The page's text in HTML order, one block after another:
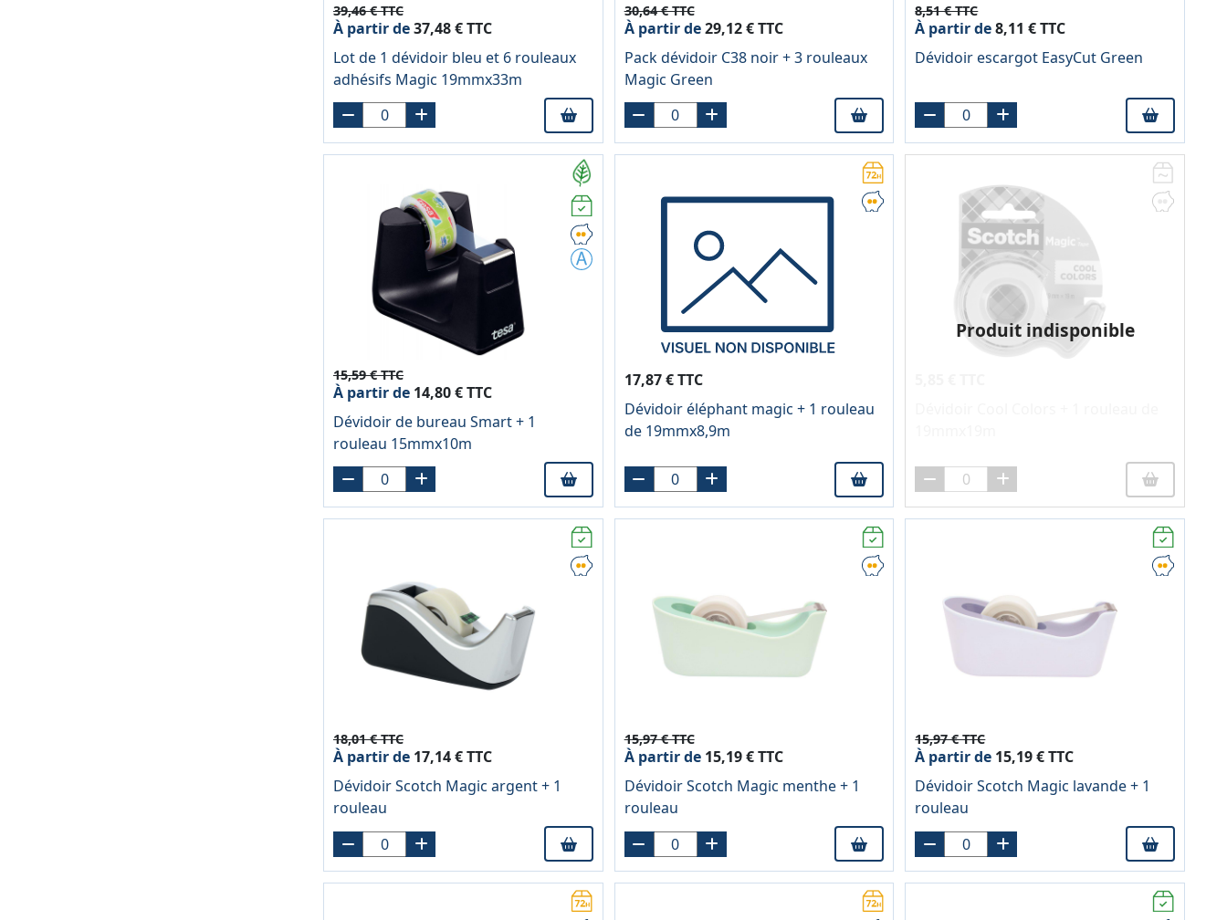
39,46 € TTC
À partir de37,48 € TTC
Lot de 1 dévidoir bleu et 6 rouleaux
adhésifs Magic 19mmx33m
30,64 € TTC
À partir de29,12 € TTC
Pack dévidoir C38 noir + 3 rouleaux
Magic Green
8,51 € TTC
À partir de8,11 € TTC
Dévidoir escargot EasyCut Green
15,59 € TTC
À partir de 14,80 € TTC
Dévidoir de bureau Smart + 1
rouleau 15mmx10m
17,87 € TTC
Dévidoir éléphant magic + 1 rouleau
de 19mmx8,9m
Produit indisponible
18,01 € TTC
À partir de 17,14 € TTC
Dévidoir Scotch Magic argent + 1
rouleau
15,97 € TTC
À partir de15,19 € TTC
Dévidoir Scotch Magic menthe + 1
rouleau
15,97 € TTC
À partir de 15,19 € TTC
Dévidoir Scotch Magic lavande + 1
rouleau